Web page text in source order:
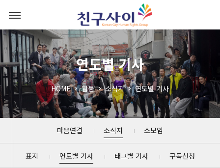
연도별 기사
HOME 활동 소식지 연도별 기사
마음연결 소식지 소모임
표지 연도별 기사 태그별 기사 구독신청